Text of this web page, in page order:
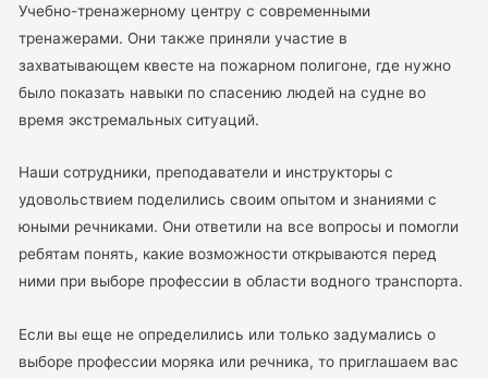
Учебно-тренажерному центру с современными
тренажерами. Они также приняли участие в
захватывающем квесте на пожарном полигоне, где нужно
было показать навыки по спасению людей на судне во
время экстремальных ситуаций.
Наши сотрудники, преподаватели и инструкторы с
удовольствием поделились своим опытом и знаниями с
юными речниками. Они ответили на все вопросы и помогли
ребятам понять, какие возможности открываются перед
ними при выборе профессии в области водного транспорта.
Если вы еще не определились или только задумались о
выборе профессии моряка или речника, то приглашаем вас